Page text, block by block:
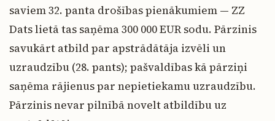
saviem 32. panta drošības pienākumiem — ZZ
Dats lietā tas saņēma 300 000 EUR sodu. Pārzinis
savukārt atbild par apstrādātāja izvēli un
uzraudzību (28. pants); pašvaldības kā pārziņi
saņēma rājienus par nepietiekamu uzraudzību.
Pārzinis nevar pilnībā novelt atbildību uz